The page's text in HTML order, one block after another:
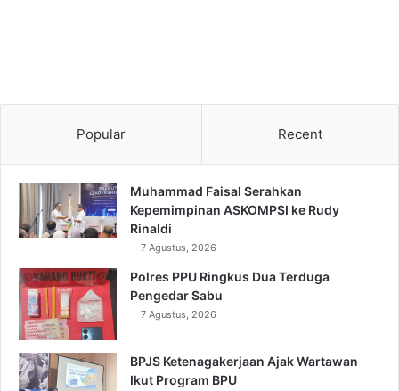
Popular Recent
Muhammad Faisal Serahkan
Kepemimpinan ASKOMPSI ke Rudy
Rinaldi
7 Agustus, 2026
Polres PPU Ringkus Dua Terduga
Pengedar Sabu
7 Agustus, 2026
BPJS Ketenagakerjaan Ajak Wartawan
Ikut Program BPU